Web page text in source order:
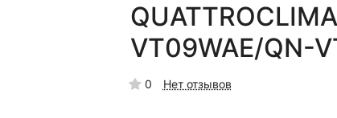
VT09WAE/QN-
0 Нет отзывов